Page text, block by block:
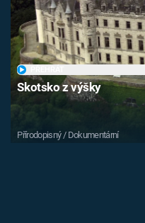
Skotsko z výšky
Přírodopisný / Dokumentární